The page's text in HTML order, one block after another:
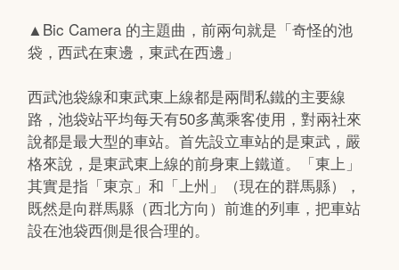
▲Bic Camera 的主題曲，前兩句就是「奇怪的池
袋，西武在東邊，東武在西邊」
西武池袋線和東武東上線都是兩間私鐵的主要線
路，池袋站平均每天有50多萬乘客使用，對兩社來
說都是最大型的車站。首先設立車站的是東武，嚴
格來說，是東武東上線的前身東上鐵道。「東上」
其實是指「東京」和「上州」（現在的群馬縣），
既然是向群馬縣（西北方向）前進的列車，把車站
設在池袋西側是很合理的。